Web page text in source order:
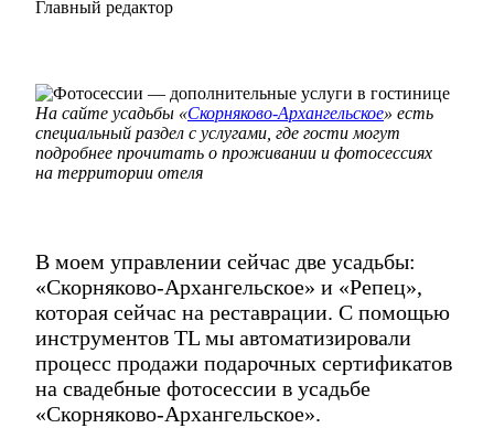
Главный редактор
На сайте усадьбы «Скорняково-Архангельское» есть
специальный раздел с услугами, где гости могут
подробнее прочитать о проживании и фотосессиях
на территории отеля
В моем управлении сейчас две усадьбы:
«Скорняково-Архангельское» и «Репец»,
которая сейчас на реставрации. С помощью
инструментов TL мы автоматизировали
процесс продажи подарочных сертификатов
на свадебные фотосессии в усадьбе
«Скорняково-Архангельское».